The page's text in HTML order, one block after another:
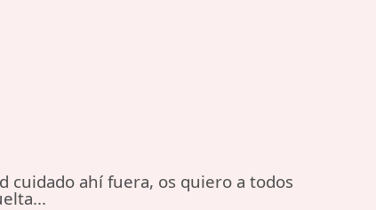
cuidado ahí fuera, os quiero a todos